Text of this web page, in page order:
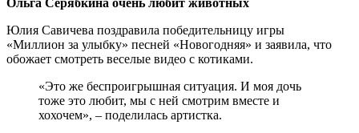
Юлия Савичева поздравила победительницу игры
«Миллион за улыбку» песней «Новогодняя» и заявила, что
обожает смотреть веселые видео с котиками.
«Это же беспроигрышная ситуация. И моя дочь
тоже это любит, мы с ней смотрим вместе и
хохочем», – поделилась артистка.